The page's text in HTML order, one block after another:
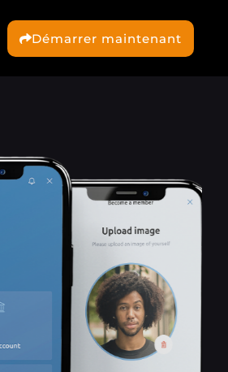
Démarrer maintenant